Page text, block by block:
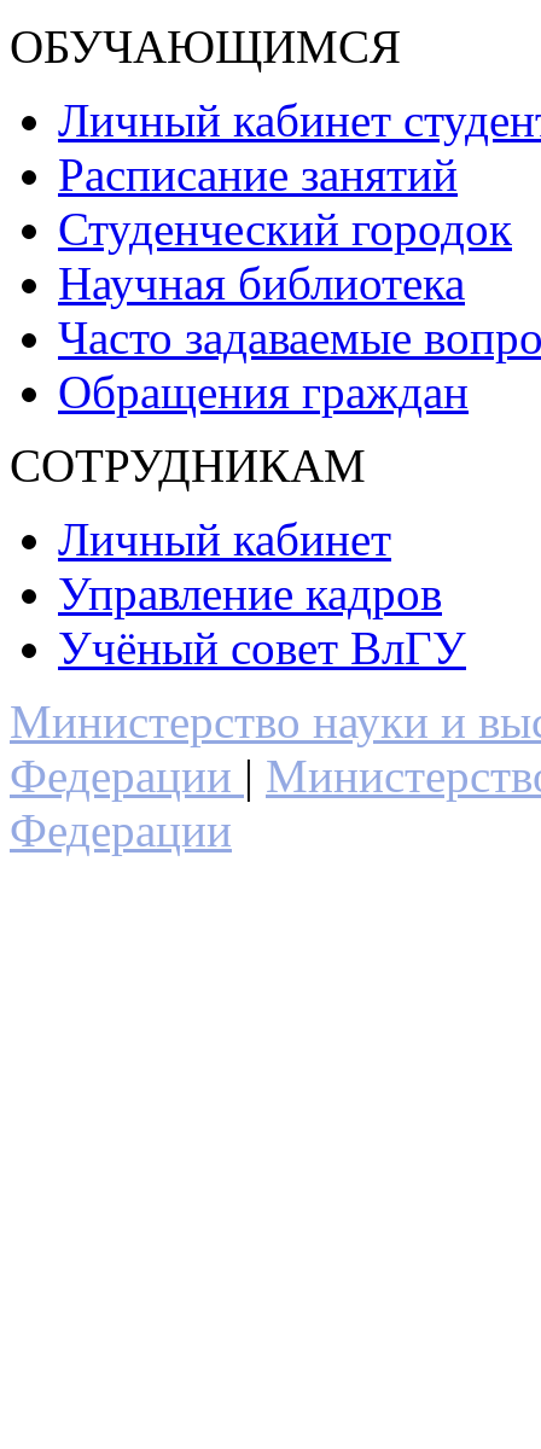
ОБУЧАЮЩИМСЯ
Личный кабинет
Расписание занятий
Студенческий городок
Научная библиотека
Часто задаваемые
Обращения граждан
СОТРУДНИКАМ
Личный кабинет
Управление кадров
Учёный совет ВлГУ
Министерство науки и
Федерации |
Федерации